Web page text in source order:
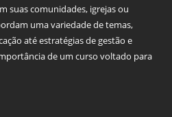
suas comunidades, igrejas ou
uma variedade de temas,
até estratégias de gestão e
de um curso voltado para